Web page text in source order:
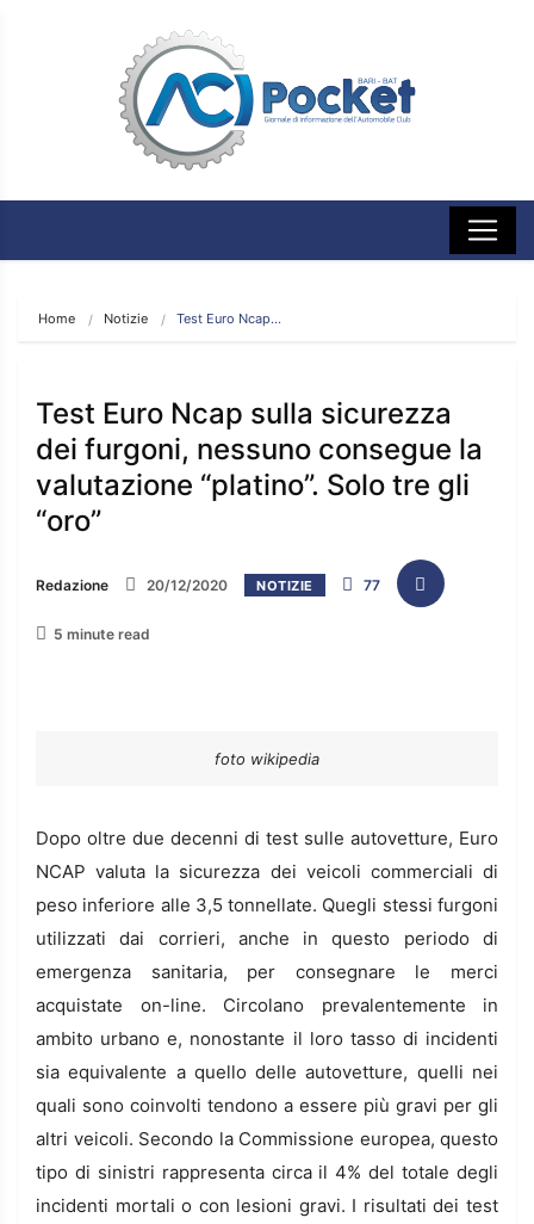
Home Notizie Test Euro Ncap…
Test Euro Ncap sulla sicurezza
dei furgoni, nessuno consegue la
valutazione “platino”. Solo tre gli
“oro”
Redazione 20/12/2020 NOTIZIE 77
5 minute read
foto wikipedia
Dopo oltre due decenni di test sulle autovetture, Euro
NCAP valuta la sicurezza dei veicoli commerciali di
peso inferiore alle 3,5 tonnellate. Quegli stessi furgoni
utilizzati dai corrieri, anche in questo periodo di
emergenza sanitaria, per consegnare le merci
acquistate on-line. Circolano prevalentemente in
ambito urbano e, nonostante il loro tasso di incidenti
sia equivalente a quello delle autovetture, quelli nei
quali sono coinvolti tendono a essere più gravi per gli
altri veicoli. Secondo la Commissione europea, questo
tipo di sinistri rappresenta circa il 4% del totale degli
incidenti mortali o con lesioni gravi. I risultati dei test